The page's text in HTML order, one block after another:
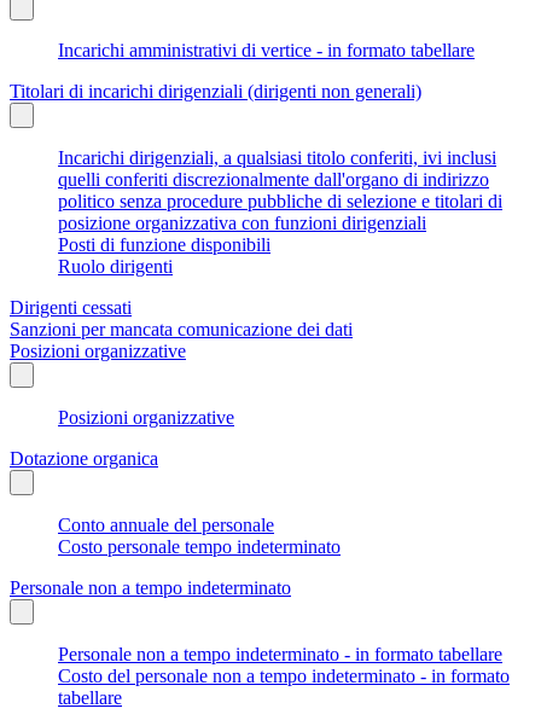
Incarichi amministrativi di vertice - in formato tabellare
Titolari di incarichi dirigenziali (dirigenti non generali)
Incarichi dirigenziali, a qualsiasi titolo conferiti, ivi inclusi
quelli conferiti discrezionalmente dall'organo di indirizzo
politico senza procedure pubbliche di selezione e titolari di
posizione organizzativa con funzioni dirigenziali
Posti di funzione disponibili
Ruolo dirigenti
Dirigenti cessati
Sanzioni per mancata comunicazione dei dati
Posizioni organizzative
Posizioni organizzative
Dotazione organica
Conto annuale del personale
Costo personale tempo indeterminato
Personale non a tempo indeterminato
Personale non a tempo indeterminato - in formato tabellare
Costo del personale non a tempo indeterminato - in formato
tabellare